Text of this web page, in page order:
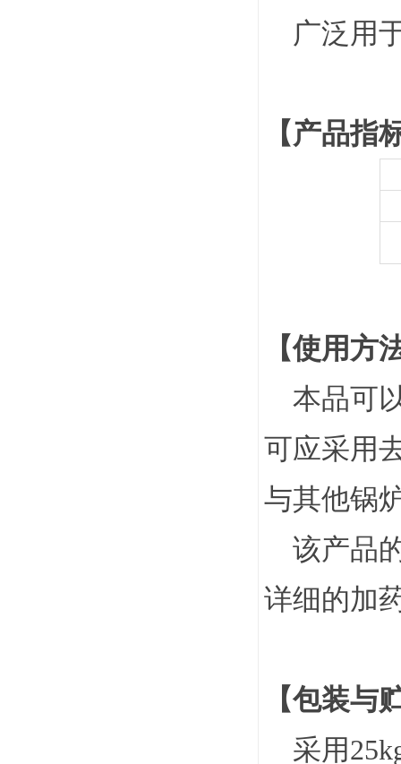
广泛用
【产品指
【使用方
本品可
可应采用
与其他锅
该产品
详细的加
【包装与
采用